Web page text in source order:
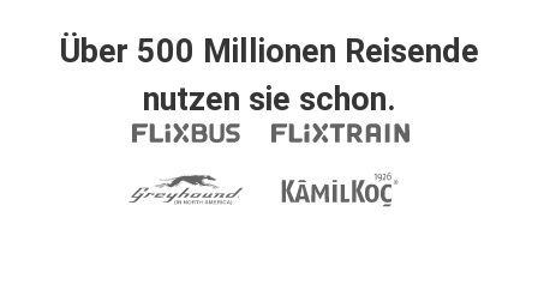
Über 500 Millionen Reisende
nutzen sie schon.